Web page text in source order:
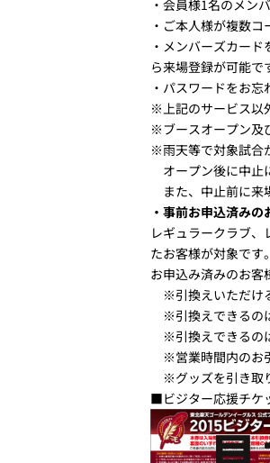
・会員様1名のメン
・ご本人様が複数
・メンバーズカー
ら来場登録が可能で
・パスワードをお
※上記のサービス以
※ブースオープン及
※雨天等で対象試合
オープン後に中止
また、中止前に来
・事前お申込済み
レギュラークラブ
たお客様が対象です
お申込み済みのお
※引換えいただけ
※引換えできるの
※引換えできるの
※営業時間内のお
※グッズを引き取
■ビジター応援チケ